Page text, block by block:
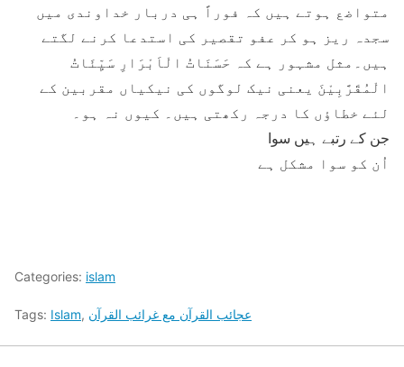
متواضع ہوتے ہیں کہ فوراً ہی دربار خداوندی میں
سجدہ ریز ہو کر عفو تقصیر کی استدعا کرنے لگتے
ہیں۔مثل مشہور ہے کہ حَسَنَاتُ الْاَبْرَارِ سَیِّئَاتُ
الْمُقَرَّبِیْنَ یعنی نیک لوگوں کی نیکیاں مقربین کے
لئے خطاؤں کا درجہ رکھتی ہیں۔ کیوں نہ ہو۔
جن کے رتبے ہیں سوا
اُن کو سوا مشکل ہے
Categories: islam
Tags: Islam, عجائب القرآن مع غرائب القرآن